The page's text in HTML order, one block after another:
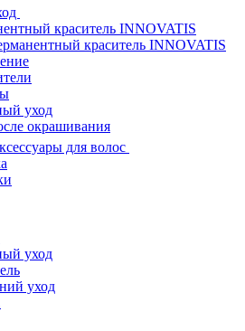
краситель INNOVATIS
краситель INNOVATIS
уход
окрашивания
для волос
уход
уход